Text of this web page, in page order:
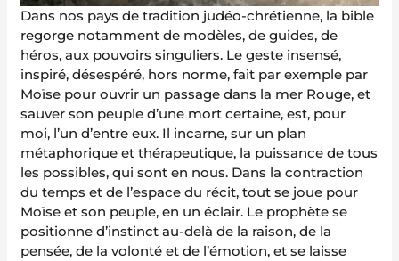
Dans nos pays de tradition judéo-chrétienne, la bible
regorge notamment de modèles, de guides, de
héros, aux pouvoirs singuliers. Le geste insensé,
inspiré, désespéré, hors norme, fait par exemple par
Moïse pour ouvrir un passage dans la mer Rouge, et
sauver son peuple d’une mort certaine, est, pour
moi, l’un d’entre eux. Il incarne, sur un plan
métaphorique et thérapeutique, la puissance de tous
les possibles, qui sont en nous. Dans la contraction
du temps et de l’espace du récit, tout se joue pour
Moïse et son peuple, en un éclair. Le prophète se
positionne d’instinct au-delà de la raison, de la
pensée, de la volonté et de l’émotion, et se laisse